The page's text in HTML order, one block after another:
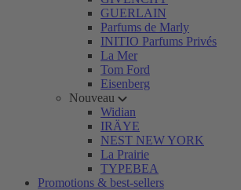
GUERLAIN
Parfums de Marly
INITIO Parfums Privés
La Mer
Tom Ford
Eisenberg
Nouveau
Widian
IRÄYE
NEST NEW YORK
La Prairie
TYPEBEA
Promotions & best-sellers